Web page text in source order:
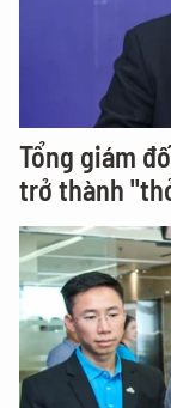
Tổng giám
trở thành